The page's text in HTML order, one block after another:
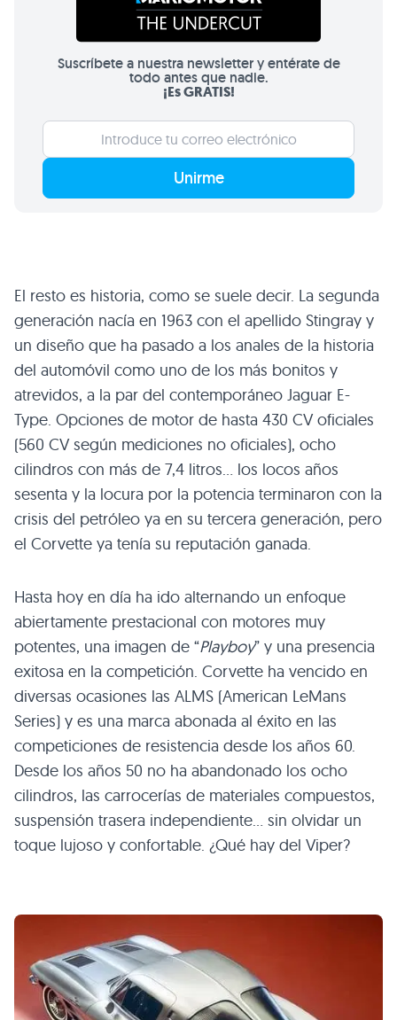
Suscríbete a nuestra newsletter y entérate de
todo antes que nadie.
¡Es GRATIS!
Unirme
El resto es historia, como se suele decir. La segunda
generación nacía en 1963 con el apellido Stingray y
un diseño que ha pasado a los anales de la historia
del automóvil como uno de los más bonitos y
atrevidos, a la par del contemporáneo Jaguar E-
Type. Opciones de motor de hasta 430 CV oficiales
(560 CV según mediciones no oficiales), ocho
cilindros con más de 7,4 litros… los locos años
sesenta y la locura por la potencia terminaron con la
crisis del petróleo ya en su tercera generación, pero
el Corvette ya tenía su reputación ganada.
Hasta hoy en día ha ido alternando un enfoque
abiertamente prestacional con motores muy
potentes, una imagen de “Playboy” y una presencia
exitosa en la competición. Corvette ha vencido en
diversas ocasiones las ALMS (American LeMans
Series) y es una marca abonada al éxito en las
competiciones de resistencia desde los años 60.
Desde los años 50 no ha abandonado los ocho
cilindros, las carrocerías de materiales compuestos,
suspensión trasera independiente… sin olvidar un
toque lujoso y confortable. ¿Qué hay del Viper?